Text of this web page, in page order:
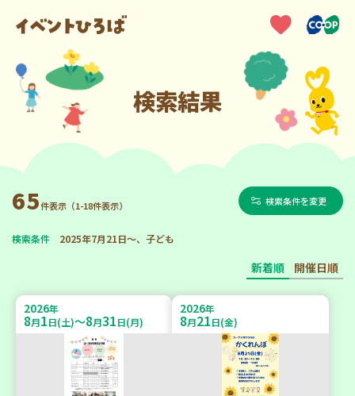
検索結果
65件表示（1-18件表示） 検索条件を変更
検索条件 2025年7月21日～、子ども
新着順 開催日順
2026年
8月1日(土)～8月31日(月)
2026年
8月21日(金)